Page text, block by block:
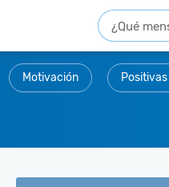
Motivación Positivas